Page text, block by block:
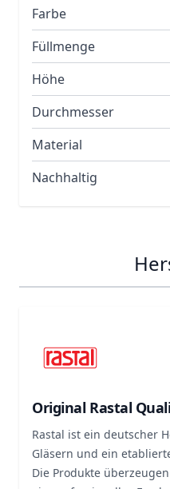
Farbe
Füllmenge
Höhe
Durchmesser
Material
Nachhaltig
Original Rastal
Rastal ist ein deutscher
Gläsern und ein
Die Produkte